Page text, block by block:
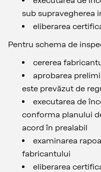
sub supravegherea
eliberarea
Pentru schema de
cererea
aprobarea
este prevăzut de
executarea de
conforma planului
acord în prealabil
examinarea
fabricantului
eliberarea